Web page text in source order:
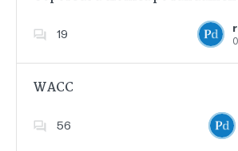
19
Dodajte u
WACC
56
Dodajte u